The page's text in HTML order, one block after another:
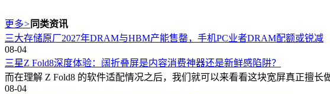
更多> 同类资讯
三大存储原厂2027年DRAM与HBM产能售罄，手机PC业者DRAM配额或锐减
08-04
三星Z Fold8深度体验：阔折叠屏是内容消费神器还是新鲜感陷阱？
而在理解 Z Fold8 的软件适配情况之后，我们就可以来看看这块宽屏真正擅
08-04